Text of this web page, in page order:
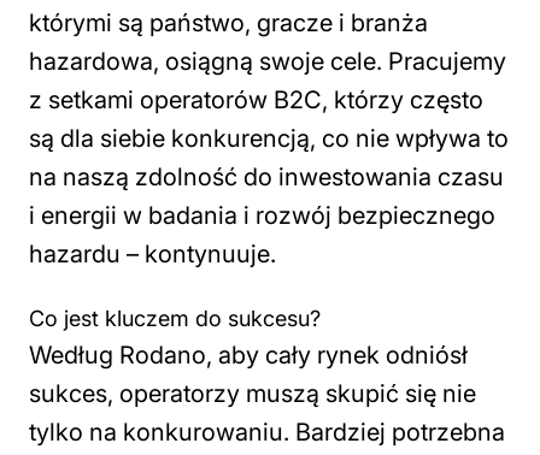
którymi są państwo, gracze i branża
hazardowa, osiągną swoje cele. Pracujemy
z setkami operatorów B2C, którzy często
są dla siebie konkurencją, co nie wpływa to
na naszą zdolność do inwestowania czasu
i energii w badania i rozwój bezpiecznego
hazardu – kontynuuje.
Co jest kluczem do sukcesu?
Według Rodano, aby cały rynek odniósł
sukces, operatorzy muszą skupić się nie
tylko na konkurowaniu. Bardziej potrzebna